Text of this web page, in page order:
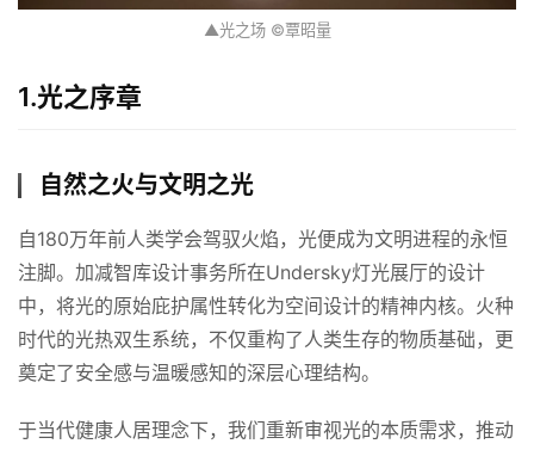
▲光之场 ©覃昭量
1.光之序章
自然之火与文明之光
自180万年前人类学会驾驭火焰，光便成为文明进程的永恒
注脚。加减智库设计事务所在Undersky灯光展厅的设计
中，将光的原始庇护属性转化为空间设计的精神内核。火种
时代的光热双生系统，不仅重构了人类生存的物质基础，更
奠定了安全感与温暖感知的深层心理结构。
于当代健康人居理念下，我们重新审视光的本质需求，推动